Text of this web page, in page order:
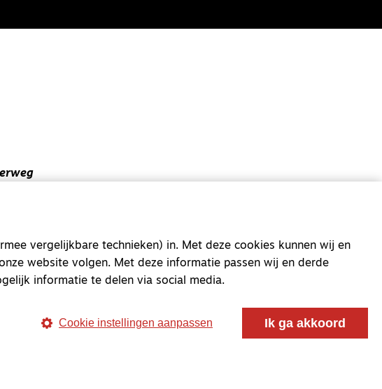
vergelijkbare technieken) in. Met deze cookies kunnen wij en
website volgen. Met deze informatie passen wij en derde
informatie te delen via social media.
Cookie instellingen aanpassen Ik ga akkoord